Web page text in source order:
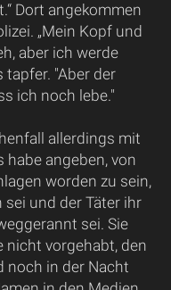
Dort angekommen
„Mein Kopf und
aber ich werde
tapfer. "Aber der
ich noch lebe."
allerdings mit
habe angeben, von
worden zu sein,
und der Täter ihr
sei. Sie
nicht vorgehabt, den
noch in der Nacht